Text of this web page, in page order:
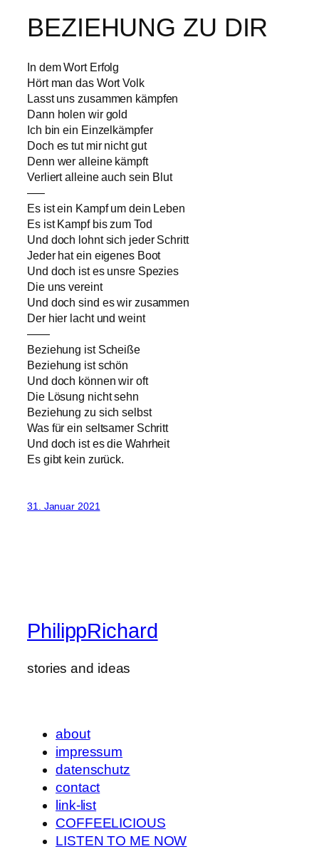
BEZIEHUNG ZU DIR
In dem Wort Erfolg
Hört man das Wort Volk
Lasst uns zusammen kämpfen
Dann holen wir gold
Ich bin ein Einzelkämpfer
Doch es tut mir nicht gut
Denn wer alleine kämpft
Verliert alleine auch sein Blut
—–
Es ist ein Kampf um dein Leben
Es ist Kampf bis zum Tod
Und doch lohnt sich jeder Schritt
Jeder hat ein eigenes Boot
Und doch ist es unsre Spezies
Die uns vereint
Und doch sind es wir zusammen
Der hier lacht und weint
——
Beziehung ist Scheiße
Beziehung ist schön
Und doch können wir oft
Die Lösung nicht sehn
Beziehung zu sich selbst
Was für ein seltsamer Schritt
Und doch ist es die Wahrheit
Es gibt kein zurück.
31. Januar 2021
PhilippRichard
stories and ideas
about
impressum
datenschutz
contact
link-list
COFFEELICIOUS
LISTEN TO ME NOW